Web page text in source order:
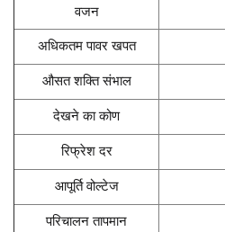
वजन
अधिकतम पावर खपत
औसत शक्ति संभाल
देखने का कोण
रिफ्रेश दर
आपूर्ति वोल्टेज
परिचालन तापमान